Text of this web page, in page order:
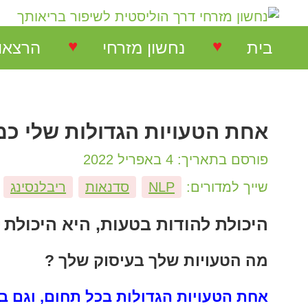
בית ♥ נחשון מזרחי
המלצות על הרצאות
המלצות על סדנאות
המלצות בתחום NLP
המלצות בתחום ריבלנסינג
♥
אחת הטעויות הגדולות שלי
פורסם בתאריך: 4 באפריל 2022
שייך למדורים:
NLP סדנאות ריבלנסינג
היכולת להודות בטעות, היא
מה הטעויות שלך בעיסוק שלך ?
אחת הטעויות הגדולות בכל תחום, וגם